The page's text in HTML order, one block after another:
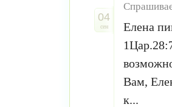
04
сен
Елена
Вам,
к...